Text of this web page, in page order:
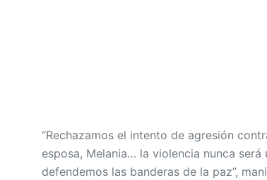
“Rechazamos el intento de agresión
esposa, Melania… la violencia nunca
defendemos las banderas de la paz”,